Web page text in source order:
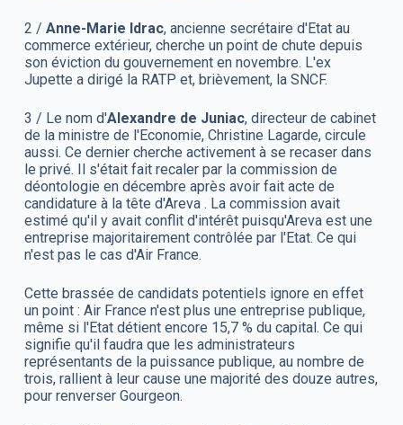
2 / Anne-Marie Idrac, ancienne secrétaire d'Etat au
commerce extérieur, cherche un point de chute depuis
son éviction du gouvernement en novembre. L'ex
Jupette a dirigé la RATP et, brièvement, la SNCF.
3 / Le nom d'Alexandre de Juniac, directeur de cabinet
de la ministre de l'Economie, Christine Lagarde, circule
aussi. Ce dernier cherche activement à se recaser dans
le privé.
Il s'était fait recaler par la commission de
déontologie en décembre après avoir fait acte de
candidature à la tête d'Areva. La commission avait
estimé qu'il y avait conflit d'intérêt puisqu'Areva est une
entreprise majoritairement contrôlée par l'Etat. Ce qui
n'est pas le cas d'Air France.
Cette brassée de candidats potentiels ignore en effet
un point : Air France n'est plus une entreprise publique,
même si l'Etat détient encore 15,7 % du capital. Ce qui
signifie qu'il faudra que les administrateurs
représentants de la puissance publique, au nombre de
trois, rallient à leur cause une majorité des douze autres,
pour renverser Gourgeon.